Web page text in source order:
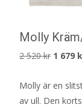
Molly
2 520kr Det
priset
var:
1 679
Molly är en
av ull. Den